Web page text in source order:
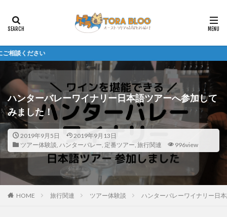
ハンターバレーワイナリー日本語ツアーへ参加して
みました！
2019年9月5日
2019年9月13日
ツアー体験談, ハンターバレー, 定番ツアー, 旅行関連 996view
HOME 旅行関連 ツアー体験談 ハンターバレーワイナリー日